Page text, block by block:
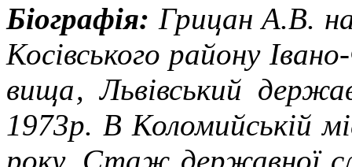
Біографія: Грицан А.В.
Косівського району
вища‚ Львівський
1973р. В Коломийській
року. Стаж державної